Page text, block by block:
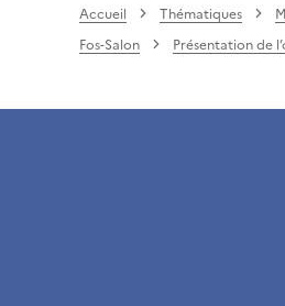
Accueil Thématiques
Fos-Salon
Présentation de